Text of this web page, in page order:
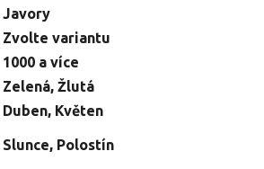
Javory
Zvolte variantu
1000 a více
Zelená, Žlutá
Duben, Květen
Slunce, Polostín